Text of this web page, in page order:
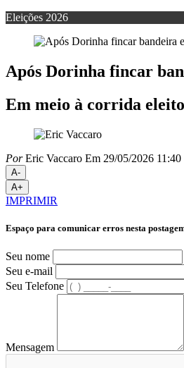
Eleições 2026
Após Dorinha fincar
Em meio à corrida
PorEric Vaccaro Em 29/05/2026 11:40
A-
A+
IMPRIMIR
Espaço para comunicar erros nesta
Seu nome
Seu e-mail
Seu Telefone
Mensagem